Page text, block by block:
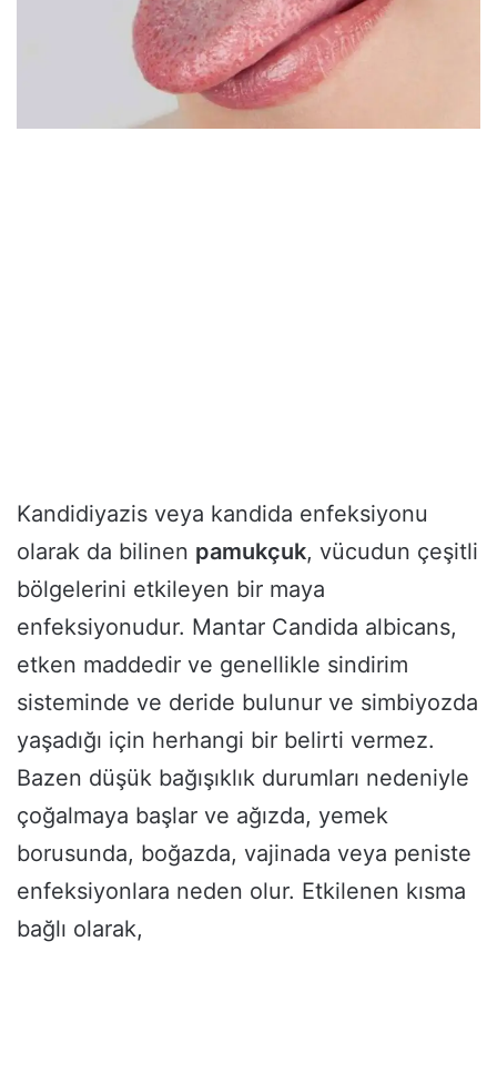
Kandidiyazis veya kandida enfeksiyonu
olarak da bilinen pamukçuk, vücudun çeşitli
bölgelerini etkileyen bir maya
enfeksiyonudur. Mantar Candida albicans,
etken maddedir ve genellikle sindirim
sisteminde ve deride bulunur ve simbiyozda
yaşadığı için herhangi bir belirti vermez.
Bazen düşük bağışıklık durumları nedeniyle
çoğalmaya başlar ve ağızda, yemek
borusunda, boğazda, vajinada veya peniste
enfeksiyonlara neden olur. Etkilenen kısma
bağlı olarak,